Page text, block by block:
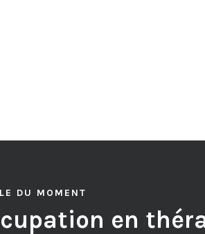
DU MOMENT
en